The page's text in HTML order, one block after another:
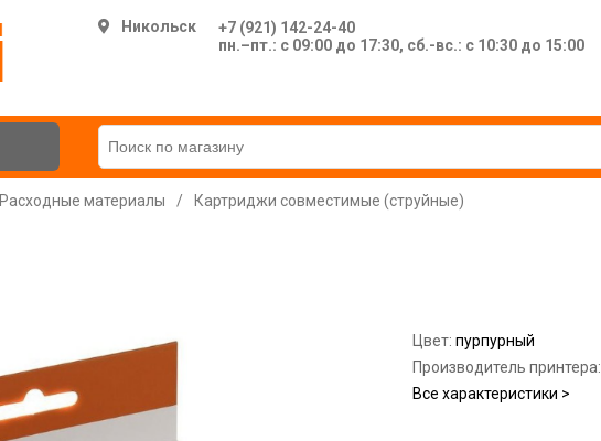
Никольск
+7 (921) 142-24-40
пн.–пт.: с 09:00 до 17:30, сб.-вс.: с 10:30 до 15:00
Расходные материалы / Картриджи совместимые (струйные)
Цвет: пурпурный
Производитель принтера:
Все характеристики >